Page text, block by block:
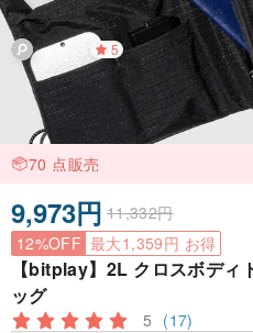
5
70 点販売
9,973円 11,332円
12%OFF 最大1,359円 お得
【bitplay】2L クロスボディ
ッグ
5 (17)